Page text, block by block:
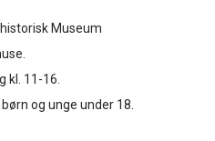
Museum
kl. 11-16.
og unge under 18.